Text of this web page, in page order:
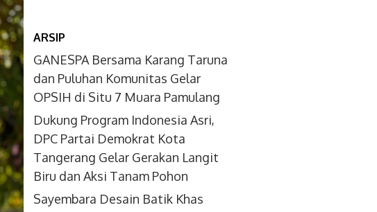
ARSIP
GANESPA Bersama Karang Taruna
dan Puluhan Komunitas Gelar
OPSIH di Situ 7 Muara Pamulang
Dukung Program Indonesia Asri,
DPC Partai Demokrat Kota
Tangerang Gelar Gerakan Langit
Biru dan Aksi Tanam Pohon
Sayembara Desain Batik Khas